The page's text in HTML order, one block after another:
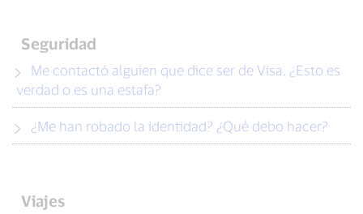
Seguridad
verdad o es una estafa?
¿Me han robado la identidad? ¿Qué debo hacer?
Viajes